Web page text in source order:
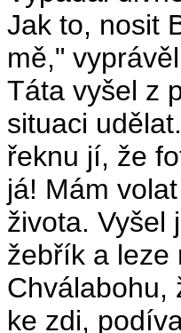
Jak to, nosit
mě,"
Táta vyšel z
situaci
řeknu jí, že
já! Mám
života. Vyšel
žebřík a leze
Chválabohu,
ke zdi,